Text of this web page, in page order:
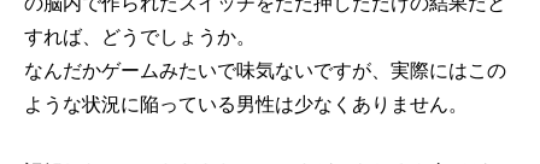
すれば、どうでしょうか。
なんだかゲームみたいで味気ないですが、実際にはこの
ような状況に陥っている男性は少なくありません。